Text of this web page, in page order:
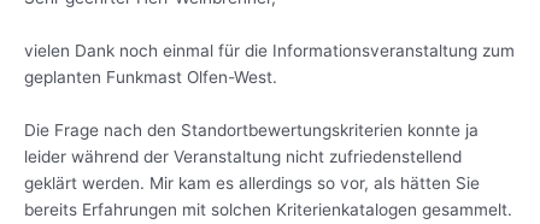
vielen Dank noch einmal für die Informationsveranstaltung zum
geplanten Funkmast Olfen-West.
Die Frage nach den Standortbewertungskriterien konnte ja
leider während der Veranstaltung nicht zufriedenstellend
geklärt werden. Mir kam es allerdings so vor, als hätten Sie
bereits Erfahrungen mit solchen Kriterienkatalogen gesammelt.